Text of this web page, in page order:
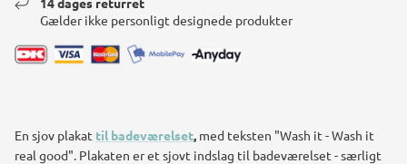
Gælder ikke personligt designede produkter
En sjov plakat til badeværelset, med teksten "Wash it - Wash it
real good". Plakaten er et sjovt indslag til badeværelset - særligt